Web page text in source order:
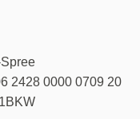
2428 0000 0709 20